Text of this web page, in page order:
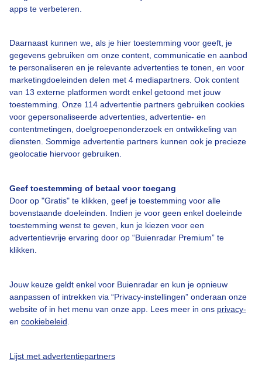
apps te verbeteren.
Daarnaast kunnen we, als je hier toestemming voor geeft, je
gegevens gebruiken om onze content, communicatie en aanbod
te personaliseren en je relevante advertenties te tonen, en voor
marketingdoeleinden delen met 4 mediapartners. Ook content
van 13 externe platformen wordt enkel getoond met jouw
toestemming. Onze 114 advertentie partners gebruiken cookies
voor gepersonaliseerde advertenties, advertentie- en
contentmetingen, doelgroepenonderzoek en ontwikkeling van
diensten. Sommige advertentie partners kunnen ook je precieze
geolocatie hiervoor gebruiken.
Geef toestemming of betaal voor toegang
Door op "Gratis" te klikken, geef je toestemming voor alle
bovenstaande doeleinden. Indien je voor geen enkel doeleinde
toestemming wenst te geven, kun je kiezen voor een
advertentievrije ervaring door op “Buienradar Premium” te
klikken.
Jouw keuze geldt enkel voor Buienradar en kun je opnieuw
aanpassen of intrekken via “Privacy-instellingen” onderaan onze
website of in het menu van onze app. Lees meer in ons privacy-
en cookiebeleid
Lijst met advertentiepartners
Een moment geduld aub...
Over Buienradar
Veelgestelde vragen
Contact
Toegankelijkheid
Buienradar Team
Privacy beleid
Privacy instellingen